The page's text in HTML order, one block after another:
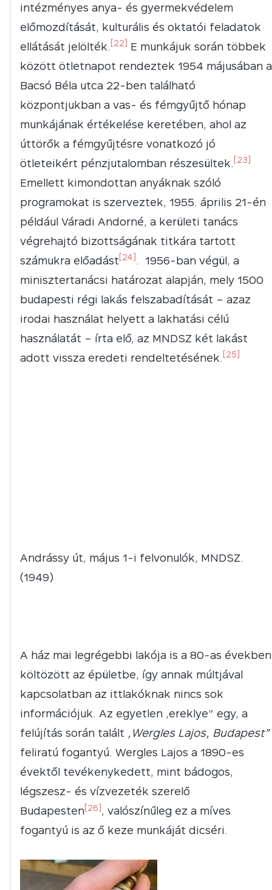
intézményes anya- és gyermekvédelem
előmozdítását, kulturális és oktatói feladatok
ellátását jelölték. [22]
E munkájuk során többek
között ötletnapot rendeztek 1954 májusában a
Bacsó Béla utca 22-ben található
központjukban a vas- és fémgyűjtő hónap
munkájának értékelése keretében, ahol az
úttörők a fémgyűjtésre vonatkozó jó
ötleteikért pénzjutalomban részesültek. [23]
Emellett kimondottan anyáknak szóló
programokat is szerveztek, 1955. április 21-én
például Váradi Andorné, a kerületi tanács
végrehajtó bizottságának titkára tartott
számukra előadást [24] . 1956-ban végül, a
minisztertanácsi határozat alapján, mely 1500
budapesti régi lakás felszabadítását – azaz
irodai használat helyett a lakhatási célú
használatát – írta elő, az MNDSZ két lakást
adott vissza eredeti rendeltetésének. [25]
Andrássy út, május 1-i felvonulók, MNDSZ.
(1949)
A ház mai legrégebbi lakója is a 80-as években
költözött az épületbe, így annak múltjával
kapcsolatban az ittlakóknak nincs sok
információjuk. Az egyetlen „ereklye” egy, a
felújítás során talált „Wergles Lajos, Budapest”
feliratú fogantyú. Wergles Lajos a 1890-es
évektől tevékenykedett, mint bádogos,
légszesz- és vízvezeték szerelő
Budapesten[26], valószínűleg ez a míves
fogantyú is az ő keze munkáját dicséri.